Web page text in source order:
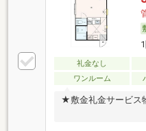
礼金なし
ワンルーム
★敷金礼金サービ